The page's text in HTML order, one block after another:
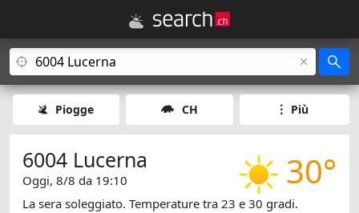
Piogge CH Più
30°
6004 Lucerna
Oggi, 8/8 da 19:10
La sera soleggiato. Temperature tra 23 e 30 gradi.